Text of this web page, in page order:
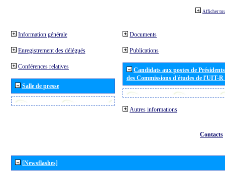
Afficher
Information générale
Enregistrement des délégués
Conférences relatives
Salle de presse
Documents
Publications
Candidats aux postes de
des Commissions d'études de l'UIT-
Autres informations
Contacts
[Newsflashes]